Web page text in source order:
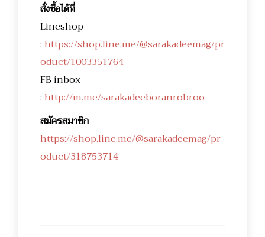
สั่งซื้อได้ที่
Lineshop
:https://shop.line.me/@sarakadeemag/pr
oduct/1003351764
FB inbox
:http://m.me/sarakadeeboranrobroo
สมัครสมาชิก
https://shop.line.me/@sarakadeemag/pr
oduct/318753714